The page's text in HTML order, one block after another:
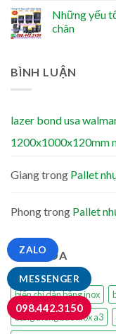
Những yếu
chân
BÌNH LUẬN
lazer bond usa
1200x1000x120mm
Giangtrong Pallet
Phongtrong Pallet
TỪ KHÓA
biển chỉ dẫn bằng inox
bảng thông báo inox a3
MESSENGER
ZALO
098.442.3150